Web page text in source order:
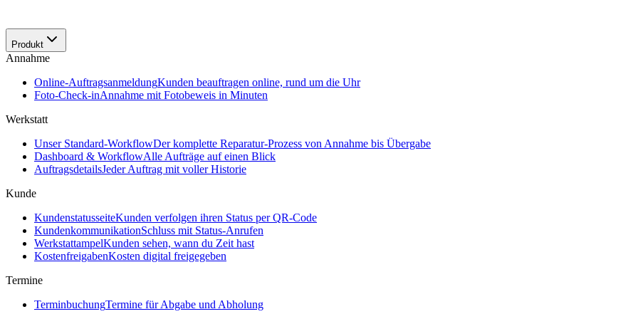
Produkt
Annahme
Online-AuftragsanmeldungKunden beauftragen online, rund um die Uhr
Foto-Check-inAnnahme mit Fotobeweis in Minuten
Werkstatt
Unser Standard-WorkflowDer komplette Reparatur-Prozess von Annahme bis Übergabe
Dashboard & WorkflowAlle Aufträge auf einen Blick
AuftragsdetailsJeder Auftrag mit voller Historie
Kunde
KundenstatusseiteKunden verfolgen ihren Status per QR-Code
KundenkommunikationSchluss mit Status-Anrufen
WerkstattampelKunden sehen, wann du Zeit hast
KostenfreigabenKosten digital freigegeben
Termine
TerminbuchungTermine für Abgabe und Abholung